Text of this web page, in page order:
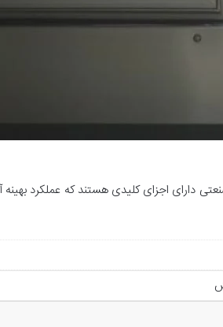
دارای اجزای کلیدی هستند که عملکرد